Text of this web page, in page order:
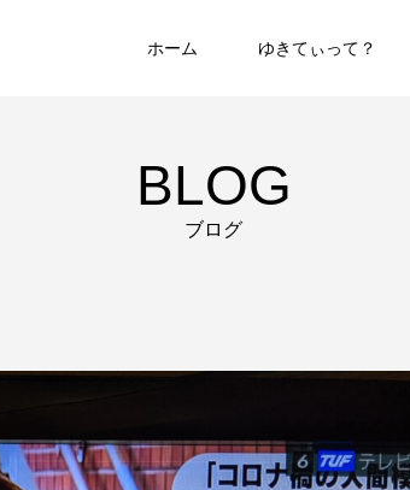
ホーム ゆきてぃって？
BLOG
ブログ